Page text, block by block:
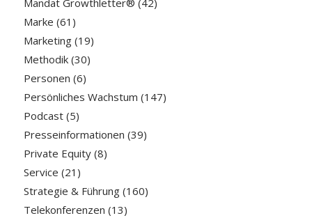
Mandat Growthletter® (42)
Marke (61)
Marketing(19)
Methodik(30)
Personen (6)
Persönliches Wachstum (147)
Podcast(5)
Presseinformationen (39)
Private Equity(8)
Service (21)
Strategie & Führung(160)
Telekonferenzen (13)